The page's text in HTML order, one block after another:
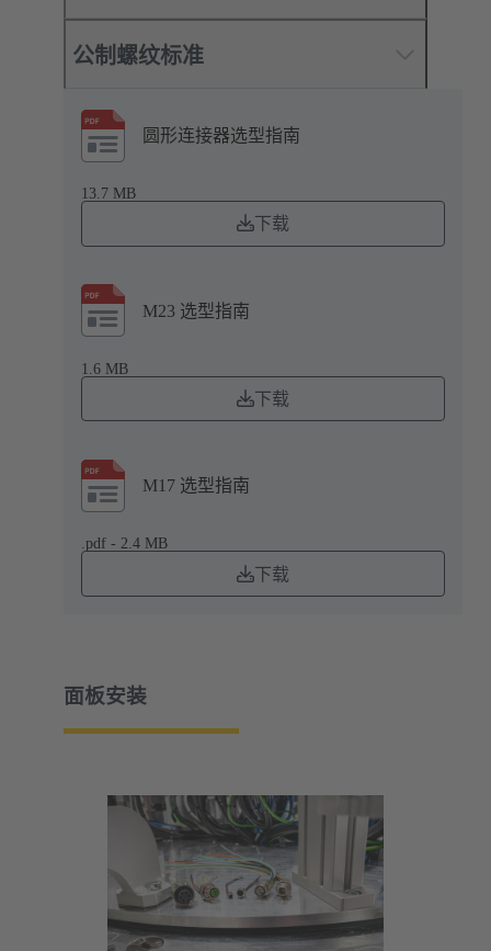
公制螺纹标准
圆形连接器选型指南
13.7 MB
下载
M23 选型指南
1.6 MB
下载
M17 选型指南
.pdf - 2.4 MB
下载
面板安装